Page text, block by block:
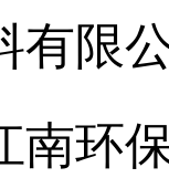
有限
南环